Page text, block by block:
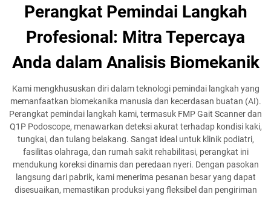
Perangkat Pemindai Langkah
Profesional: Mitra Tepercaya
Anda dalam Analisis Biomekanik
Kami mengkhususkan diri dalam teknologi pemindai langkah yang
memanfaatkan biomekanika manusia dan kecerdasan buatan (AI).
Perangkat pemindai langkah kami, termasuk FMP Gait Scanner dan
Q1P Podoscope, menawarkan deteksi akurat terhadap kondisi kaki,
tungkai, dan tulang belakang. Sangat ideal untuk klinik podiatri,
fasilitas olahraga, dan rumah sakit rehabilitasi, perangkat ini
mendukung koreksi dinamis dan peredaan nyeri. Dengan pasokan
langsung dari pabrik, kami menerima pesanan besar yang dapat
disesuaikan, memastikan produksi yang fleksibel dan pengiriman